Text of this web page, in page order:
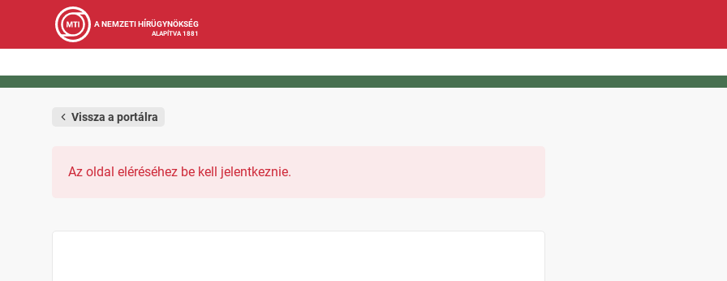
A NEMZETI HÍRÜGYNÖKSÉG
ALAPÍTVA 1881
Vissza a portálra
Az oldal eléréséhez be kell jelentkeznie.